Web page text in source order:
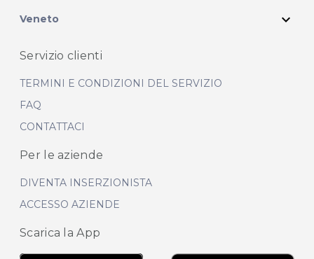
Veneto expand_more
Servizio clienti
TERMINI E CONDIZIONI DEL SERVIZIO
FAQ
CONTATTACI
Per le aziende
DIVENTA INSERZIONISTA
ACCESSO AZIENDE
Scarica la App